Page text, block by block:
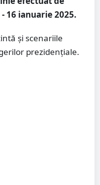
16 ianuarie 2025.
și scenariile
prezidențiale.